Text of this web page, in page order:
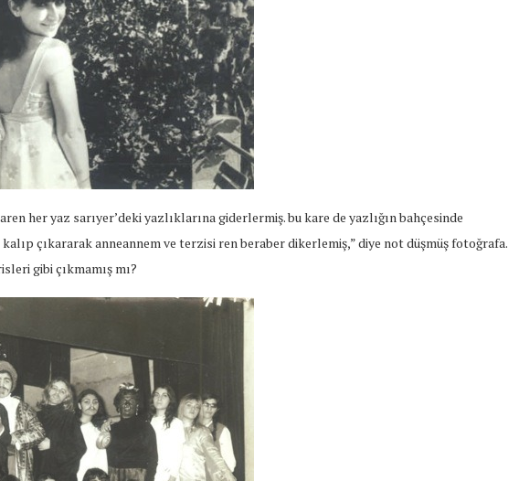
her yaz sarıyer’deki yazlıklarına giderlermiş. bu kare de yazlığın bahçesinde
çıkararak anneannem ve terzisi ren beraber dikerlemiş,” diye not düşmüş fotoğrafa.
gibi çıkmamış mı?